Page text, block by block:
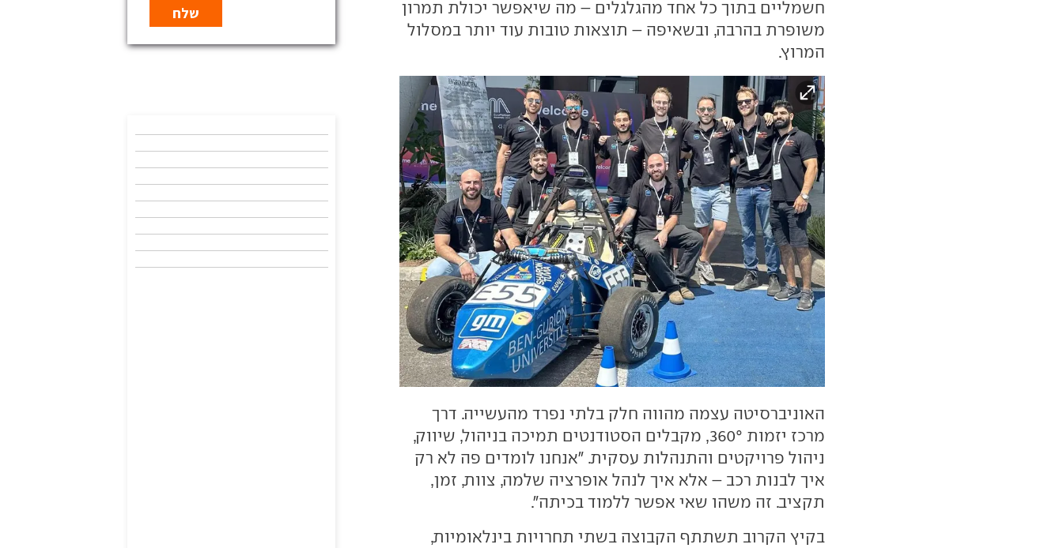
חשמליים בתוך כל אחד מהגלגלים – מה שיאפשר יכולת תמרון
משופרת בהרבה, ובשאיפה – תוצאות טובות עוד יותר במסלול
המרוץ.
האוניברסיטה עצמה מהווה חלק בלתי נפרד מהעשייה. דרך
מרכז יזמות 360°, מקבלים הסטודנטים תמיכה בניהול, שיווק,
ניהול פרויקטים והתנהלות עסקית. "אנחנו לומדים פה לא רק
איך לבנות רכב – אלא איך לנהל אופרציה שלמה, צוות, זמן,
תקציב. זה משהו שאי אפשר ללמוד בכיתה".
בקיץ הקרוב תשתתף הקבוצה בשתי תחרויות בינלאומיות,